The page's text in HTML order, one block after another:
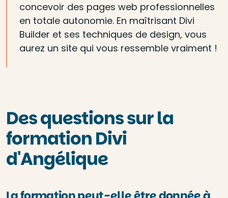
concevoir des pages web professionnelles
en totale autonomie. En maîtrisant Divi
Builder et ses techniques de design, vous
aurez un site qui vous ressemble vraiment !
Des questions sur la
formation Divi
d'Angélique